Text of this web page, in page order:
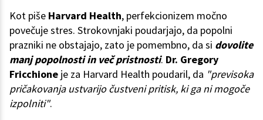
Kot piše Harvard Health, perfekcionizem močno
povečuje stres. Strokovnjaki poudarjajo, da popolni
prazniki ne obstajajo, zato je pomembno, da si dovolite
manj popolnosti in več pristnosti. Dr. Gregory
Fricchione je za Harvard Health poudaril, da "previsoka
pričakovanja ustvarijo čustveni pritisk, ki ga ni mogoče
izpolniti".